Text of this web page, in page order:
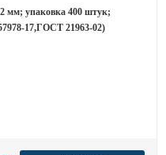
мм; упаковка 400 штук;
17,ГОСТ 21963-02)